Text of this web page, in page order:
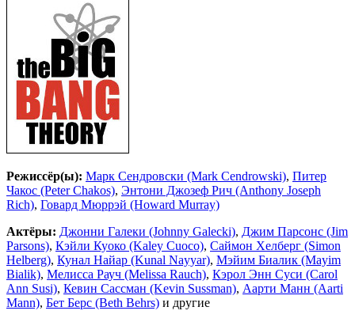
Режиссёр(ы): Марк Сендровски (Mark Cendrowski), Питер
Чакос (Peter Chakos), Энтони Джозеф Рич (Anthony Joseph
Rich), Говард Мюррэй (Howard Murray)
Актёры: Джонни Галеки (Johnny Galecki), Джим Парсонс (Jim
Parsons), Кэйли Куоко (Kaley Cuoco), Саймон Хелберг (Simon
Helberg), Кунал Найар (Kunal Nayyar), Мэйим Биалик (Mayim
Bialik), Мелисса Рауч (Melissa Rauch), Кэрол Энн Суси (Carol
Ann Susi), Кевин Сассман (Kevin Sussman), Аарти Манн (Aarti
Mann), Бет Берс (Beth Behrs) и другие